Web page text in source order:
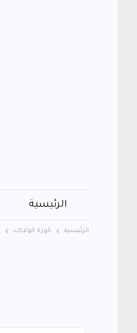
الرئيسية
الرئيسية كورة الولايات